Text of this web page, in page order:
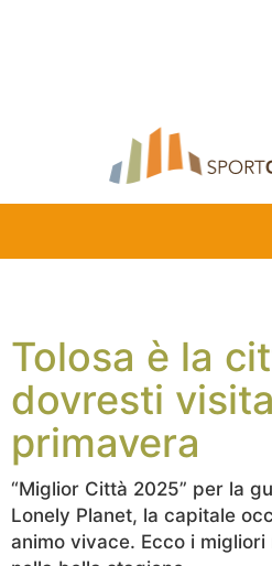
Tolosa è la
dovresti
primavera
“Miglior Città 2025” per la
Lonely Planet, la capitale
animo vivace. Ecco i